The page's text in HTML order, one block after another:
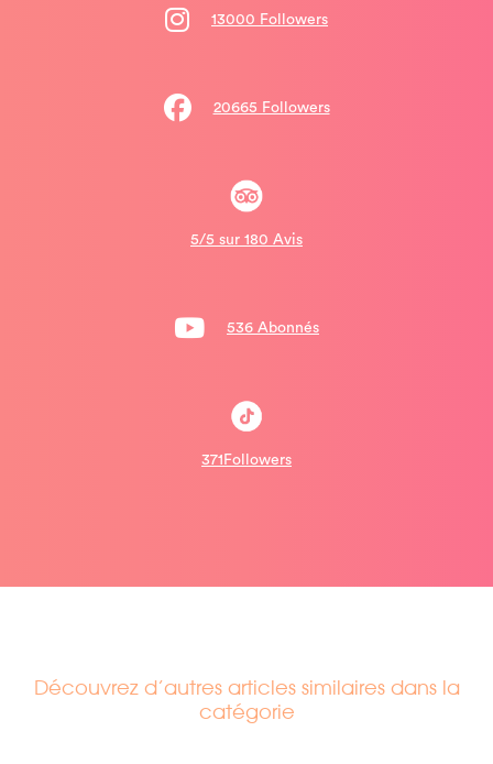
13000 Followers
20665 Followers
5/5 sur 180 Avis
536 Abonnés
371Followers
Découvrez d’autres articles similaires dans la
catégorie